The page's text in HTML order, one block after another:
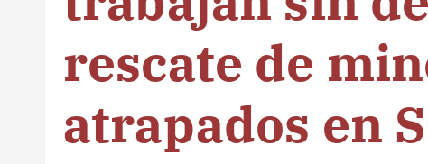
rescate de
atrapados en